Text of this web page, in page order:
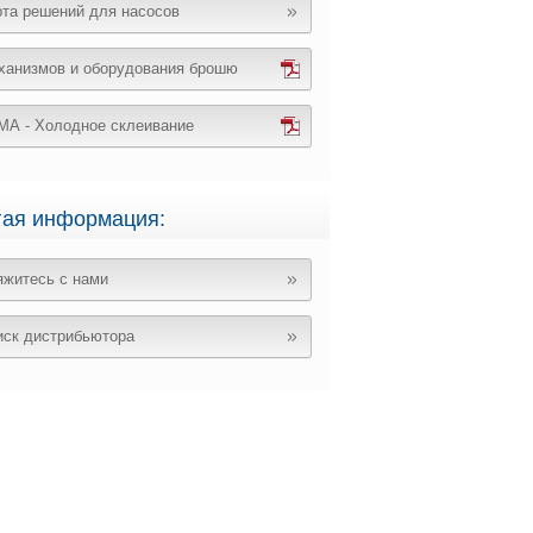
решений для насосов
и оборудования брошю
- Холодное склеивание
информация:
с нами
дистрибьютора